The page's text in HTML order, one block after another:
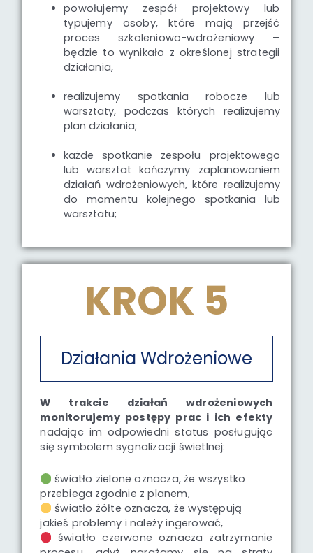
powołujemy zespół projektowy lub
typujemy osoby, które mają przejść
proces szkoleniowo-wdrożeniowy –
będzie to wynikało z określonej strategii
działania,
realizujemy spotkania robocze lub
warsztaty, podczas których realizujemy
plan działania;
każde spotkanie zespołu projektowego
lub warsztat kończymy zaplanowaniem
działań wdrożeniowych, które realizujemy
do momentu kolejnego spotkania lub
warsztatu;
KROK 5
Działania Wdrożeniowe
W trakcie działań wdrożeniowych
monitorujemy postępy prac i ich efekty
nadając im odpowiedni status posługując
się symbolem sygnalizacji świetlnej:
światło zielone oznacza, że wszystko
przebiega zgodnie z planem,
światło żółte oznacza, że występują
jakieś problemy i należy ingerować,
światło czerwone oznacza zatrzymanie